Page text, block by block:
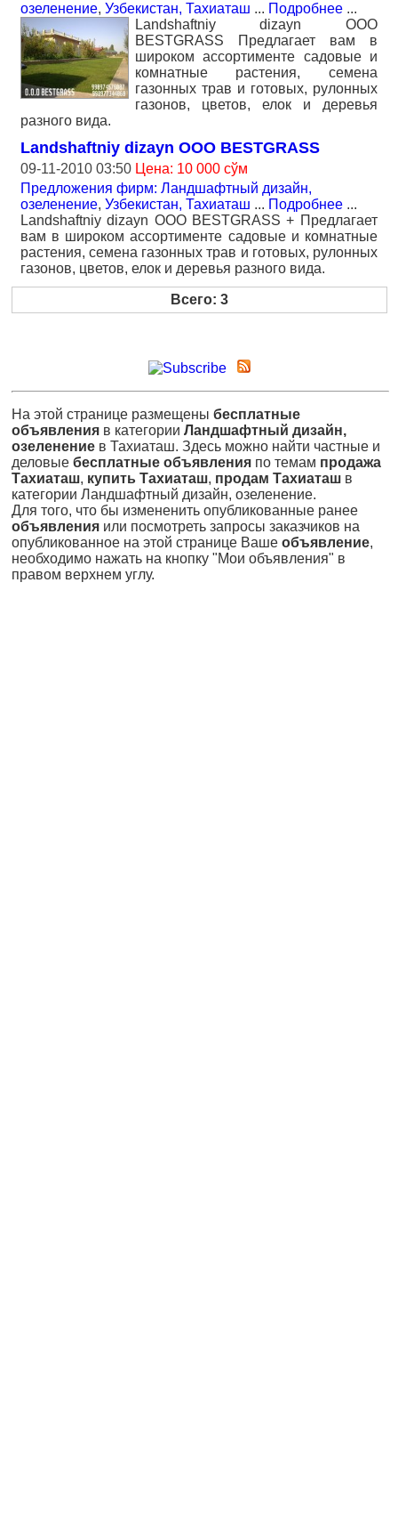
озеленение, Узбекистан, Тахиаташ ... Подробнее ...
Landshaftniy dizayn OOO
BESTGRASS Предлагает вам в
широком ассортименте садовые и
комнатные растения, семена
газонных трав и готовых, рулонных
газонов, цветов, елок и деревья
разного вида.
Landshaftniy dizayn OOO BESTGRASS
09-11-2010 03:50 Цена: 10 000 сўм
Предложения фирм: Ландшафтный дизайн,
озеленение, Узбекистан, Тахиаташ ... Подробнее ...
Landshaftniy dizayn OOO BESTGRASS + Предлагает
вам в широком ассортименте садовые и комнатные
растения, семена газонных трав и готовых, рулонных
газонов, цветов, елок и деревья разного вида.
Всего: 3
На этой странице размещены бесплатные
объявления в категории Ландшафтный дизайн,
озеленение в Тахиаташ. Здесь можно найти частные и
деловые бесплатные объявления по темам продажа
Тахиаташ, купить Тахиаташ, продам Тахиаташ в
категории Ландшафтный дизайн, озеленение.
Для того, что бы измененить опубликованные ранее
объявления или посмотреть запросы заказчиков на
опубликованное на этой странице Ваше объявление,
необходимо нажать на кнопку "Мои объявления" в
правом верхнем углу.